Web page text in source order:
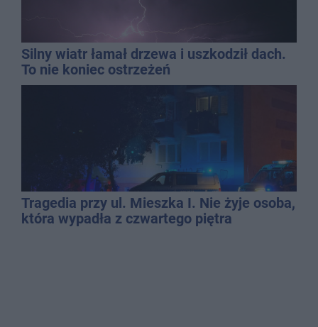
Silny wiatr łamał drzewa i uszkodził dach.
To nie koniec ostrzeżeń
Tragedia przy ul. Mieszka I. Nie żyje osoba,
która wypadła z czwartego piętra